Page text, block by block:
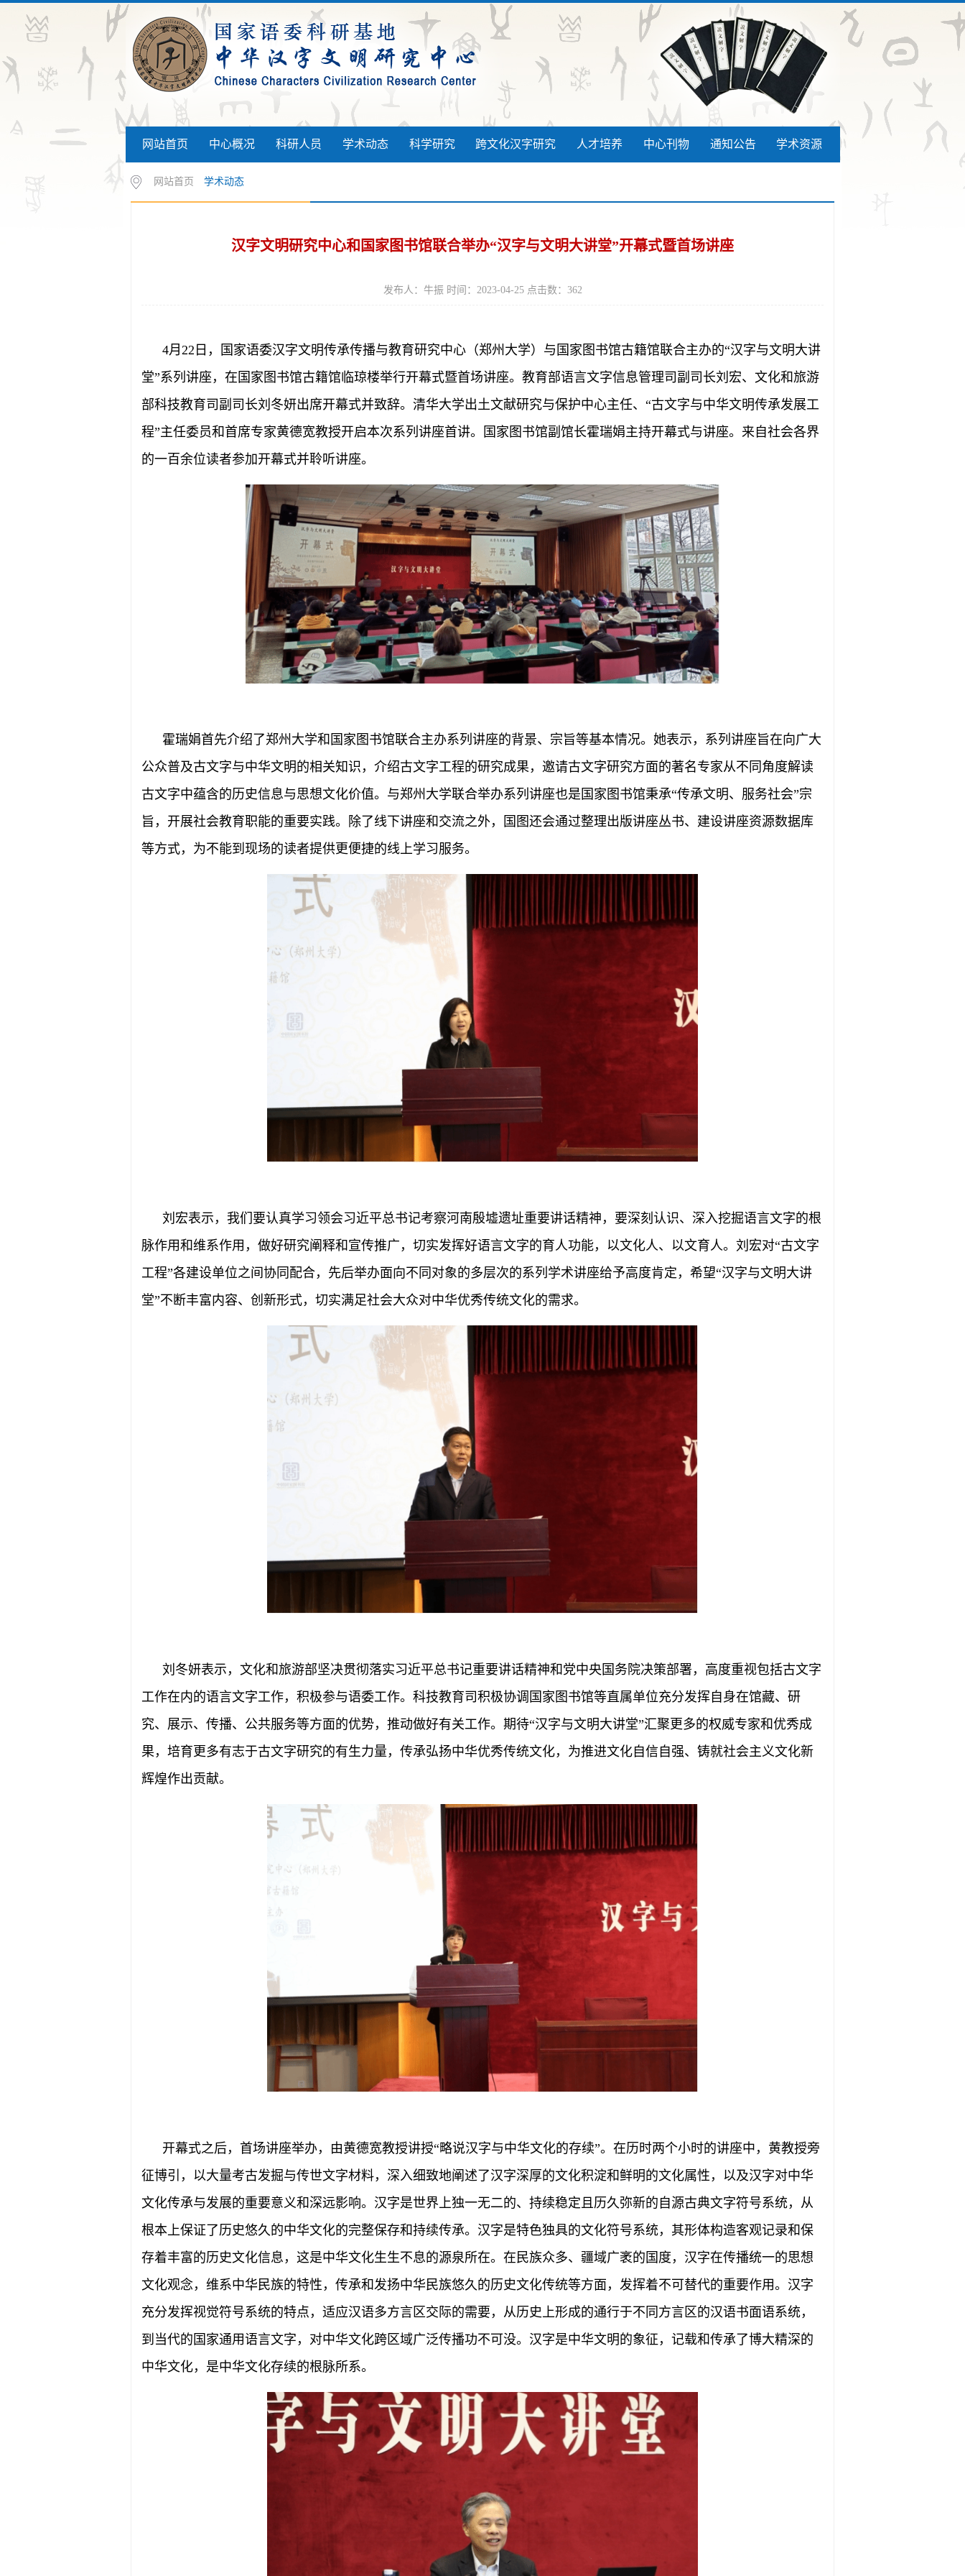
网站首页 中心概况 科研人员 学术动态 科学研究 跨文化汉字研究 人才培养 中心刊物 通知公告 学术资源
网站首页 学术动态
汉字文明研究中心和国家图书馆联合举办“汉字与文明大讲堂”开幕式暨首场讲座
发布人：牛振 时间：2023-04-25 点击数： 362
4月22日，国家语委汉字文明传承传播与教育研究中心（郑州大学）与国家图书馆古籍馆联合主办的“汉字与文明大讲
堂”系列讲座，在国家图书馆古籍馆临琼楼举行开幕式暨首场讲座。教育部语言文字信息管理司副司长刘宏、文化和旅游
部科技教育司副司长刘冬妍出席开幕式并致辞。清华大学出土文献研究与保护中心主任、“古文字与中华文明传承发展工
程”主任委员和首席专家黄德宽教授开启本次系列讲座首讲。国家图书馆副馆长霍瑞娟主持开幕式与讲座。来自社会各界
的一百余位读者参加开幕式并聆听讲座。
霍瑞娟首先介绍了郑州大学和国家图书馆联合主办系列讲座的背景、宗旨等基本情况。她表示，系列讲座旨在向广大
公众普及古文字与中华文明的相关知识，介绍古文字工程的研究成果，邀请古文字研究方面的著名专家从不同角度解读
古文字中蕴含的历史信息与思想文化价值。与郑州大学联合举办系列讲座也是国家图书馆秉承“传承文明、服务社会”宗
旨，开展社会教育职能的重要实践。除了线下讲座和交流之外，国图还会通过整理出版讲座丛书、建设讲座资源数据库
等方式，为不能到现场的读者提供更便捷的线上学习服务。
刘宏表示，我们要认真学习领会习近平总书记考察河南殷墟遗址重要讲话精神，要深刻认识、深入挖掘语言文字的根
脉作用和维系作用，做好研究阐释和宣传推广，切实发挥好语言文字的育人功能，以文化人、以文育人。刘宏对“古文字
工程”各建设单位之间协同配合，先后举办面向不同对象的多层次的系列学术讲座给予高度肯定，希望“汉字与文明大讲
堂”不断丰富内容、创新形式，切实满足社会大众对中华优秀传统文化的需求。
刘冬妍表示，文化和旅游部坚决贯彻落实习近平总书记重要讲话精神和党中央国务院决策部署，高度重视包括古文字
工作在内的语言文字工作，积极参与语委工作。科技教育司积极协调国家图书馆等直属单位充分发挥自身在馆藏、研
究、展示、传播、公共服务等方面的优势，推动做好有关工作。期待“汉字与文明大讲堂”汇聚更多的权威专家和优秀成
果，培育更多有志于古文字研究的有生力量，传承弘扬中华优秀传统文化，为推进文化自信自强、铸就社会主义文化新
辉煌作出贡献。
开幕式之后，首场讲座举办，由黄德宽教授讲授“略说汉字与中华文化的存续”。在历时两个小时的讲座中，黄教授旁
征博引，以大量考古发掘与传世文字材料，深入细致地阐述了汉字深厚的文化积淀和鲜明的文化属性，以及汉字对中华
文化传承与发展的重要意义和深远影响。汉字是世界上独一无二的、持续稳定且历久弥新的自源古典文字符号系统，从
根本上保证了历史悠久的中华文化的完整保存和持续传承。汉字是特色独具的文化符号系统，其形体构造客观记录和保
存着丰富的历史文化信息，这是中华文化生生不息的源泉所在。在民族众多、疆域广袤的国度，汉字在传播统一的思想
文化观念，维系中华民族的特性，传承和发扬中华民族悠久的历史文化传统等方面，发挥着不可替代的重要作用。汉字
充分发挥视觉符号系统的特点，适应汉语多方言区交际的需要，从历史上形成的通行于不同方言区的汉语书面语系统，
到当代的国家通用语言文字，对中华文化跨区域广泛传播功不可没。汉字是中华文明的象征，记载和传承了博大精深的
中华文化，是中华文化存续的根脉所系。